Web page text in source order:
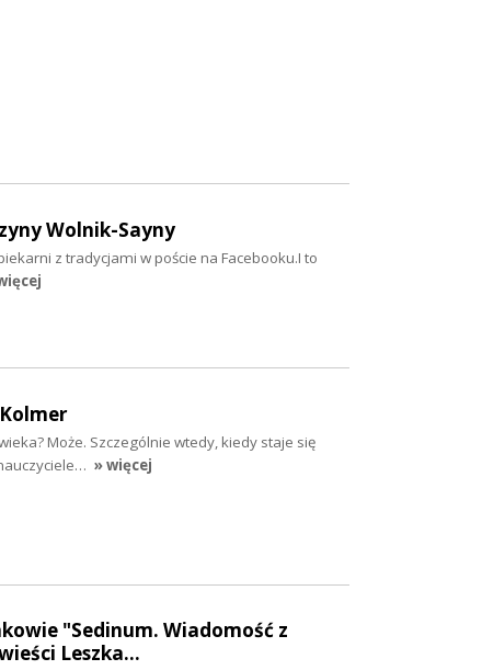
Wolnik-Sayny
z tradycjami w poście na Facebooku.I to
Może. Szczególnie wtedy, kiedy staje się
» więcej
"Sedinum. Wiadomość z
Leszka…